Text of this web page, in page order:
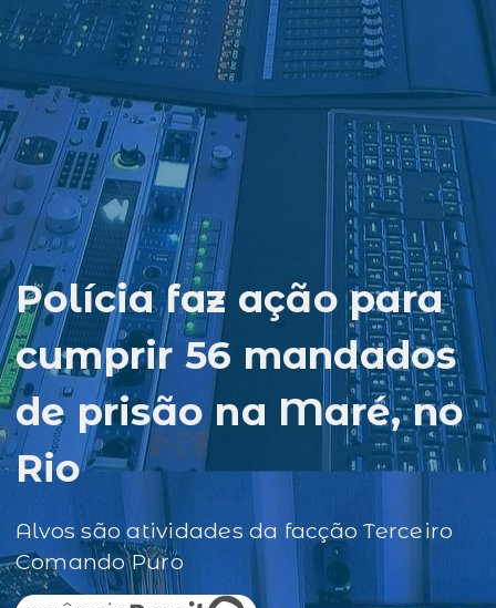
Polícia faz ação para
cumprir 56 mandados
de prisão na Maré, no
Rio
Alvos são atividades da facção Terceiro
Comando Puro